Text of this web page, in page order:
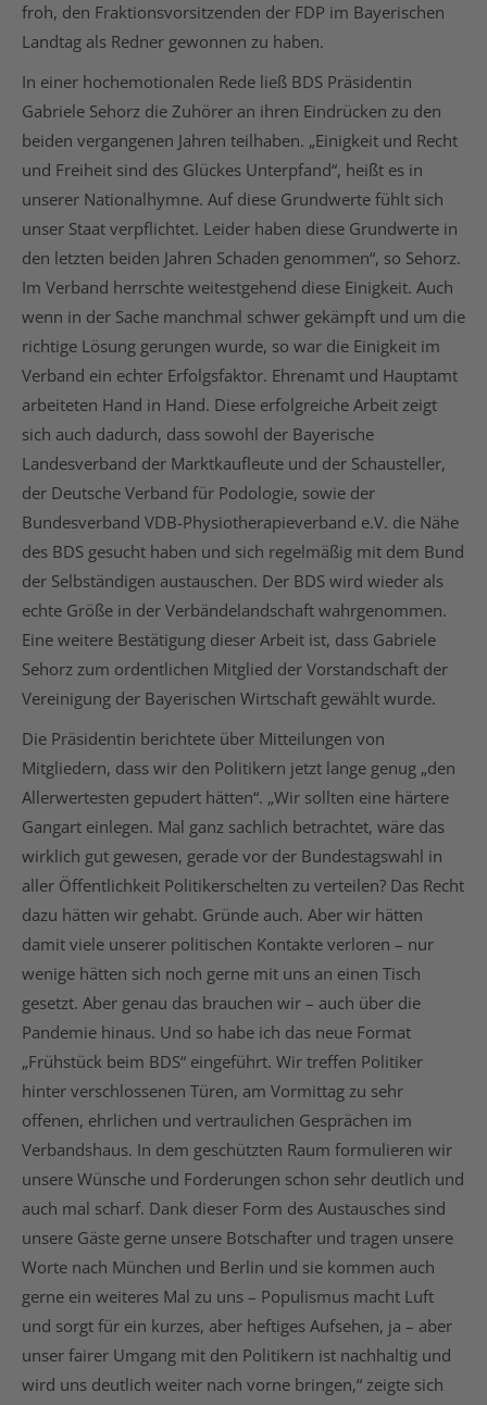
froh, den Fraktionsvorsitzenden der FDP im Bayerischen
Landtag als Redner gewonnen zu haben.
In einer hochemotionalen Rede ließ BDS Präsidentin
Gabriele Sehorz die Zuhörer an ihren Eindrücken zu den
beiden vergangenen Jahren teilhaben. „Einigkeit und Recht
und Freiheit sind des Glückes Unterpfand“, heißt es in
unserer Nationalhymne. Auf diese Grundwerte fühlt sich
unser Staat verpflichtet. Leider haben diese Grundwerte in
den letzten beiden Jahren Schaden genommen“, so Sehorz.
Im Verband herrschte weitestgehend diese Einigkeit. Auch
wenn in der Sache manchmal schwer gekämpft und um die
richtige Lösung gerungen wurde, so war die Einigkeit im
Verband ein echter Erfolgsfaktor. Ehrenamt und Hauptamt
arbeiteten Hand in Hand. Diese erfolgreiche Arbeit zeigt
sich auch dadurch, dass sowohl der Bayerische
Landesverband der Marktkaufleute und der Schausteller,
der Deutsche Verband für Podologie, sowie der
Bundesverband VDB-Physiotherapieverband e.V. die Nähe
des BDS gesucht haben und sich regelmäßig mit dem Bund
der Selbständigen austauschen. Der BDS wird wieder als
echte Größe in der Verbändelandschaft wahrgenommen.
Eine weitere Bestätigung dieser Arbeit ist, dass Gabriele
Sehorz zum ordentlichen Mitglied der Vorstandschaft der
Vereinigung der Bayerischen Wirtschaft gewählt wurde.
Die Präsidentin berichtete über Mitteilungen von
Mitgliedern, dass wir den Politikern jetzt lange genug „den
Allerwertesten gepudert hätten“. „Wir sollten eine härtere
Gangart einlegen. Mal ganz sachlich betrachtet, wäre das
wirklich gut gewesen, gerade vor der Bundestagswahl in
aller Öffentlichkeit Politikerschelten zu verteilen? Das Recht
dazu hätten wir gehabt. Gründe auch. Aber wir hätten
damit viele unserer politischen Kontakte verloren – nur
wenige hätten sich noch gerne mit uns an einen Tisch
gesetzt. Aber genau das brauchen wir – auch über die
Pandemie hinaus. Und so habe ich das neue Format
„Frühstück beim BDS“ eingeführt. Wir treffen Politiker
hinter verschlossenen Türen, am Vormittag zu sehr
offenen, ehrlichen und vertraulichen Gesprächen im
Verbandshaus. In dem geschützten Raum formulieren wir
unsere Wünsche und Forderungen schon sehr deutlich und
auch mal scharf. Dank dieser Form des Austausches sind
unsere Gäste gerne unsere Botschafter und tragen unsere
Worte nach München und Berlin und sie kommen auch
gerne ein weiteres Mal zu uns – Populismus macht Luft
und sorgt für ein kurzes, aber heftiges Aufsehen, ja – aber
unser fairer Umgang mit den Politikern ist nachhaltig und
wird uns deutlich weiter nach vorne bringen,“ zeigte sich